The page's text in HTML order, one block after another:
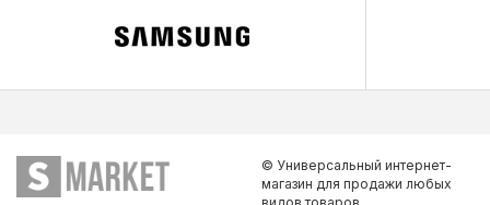
© Универсальный интернет-
магазин для продажи любых